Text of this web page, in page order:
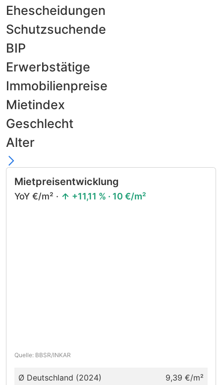
Ehescheidungen
Schutzsuchende
BIP
Erwerbstätige
Immobilienpreise
Mietindex
Geschlecht
Alter
Mietpreisentwicklung
YoY €/m² · +11,11 % · 10 €/m²
Quelle: BBSR/INKAR
Ø Deutschland (2024) 9,39 €/m²